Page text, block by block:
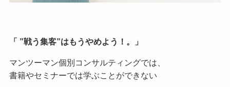
「 ”戦う集客”はもうやめよう！。」
マンツーマン個別コンサルティングでは、
書籍やセミナーでは学ぶことができない